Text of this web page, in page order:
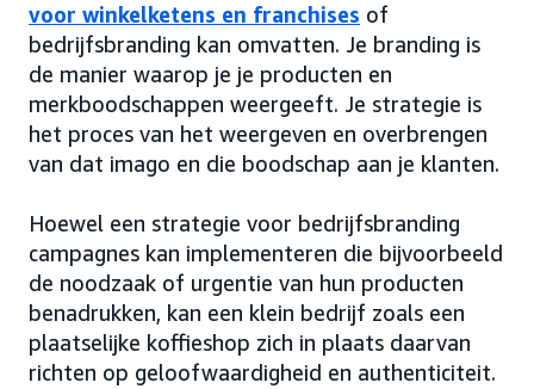
voor winkelketens en franchises of
bedrijfsbranding kan omvatten. Je branding is
de manier waarop je je producten en
merkboodschappen weergeeft. Je strategie is
het proces van het weergeven en overbrengen
van dat imago en die boodschap aan je klanten.
Hoewel een strategie voor bedrijfsbranding
campagnes kan implementeren die bijvoorbeeld
de noodzaak of urgentie van hun producten
benadrukken, kan een klein bedrijf zoals een
plaatselijke koffieshop zich in plaats daarvan
richten op geloofwaardigheid en authenticiteit.